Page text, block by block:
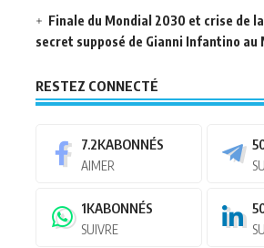
Finale du Mondial 2030 et crise de
secret supposé de Gianni Infantino au
RESTEZ CONNECTÉ
7.2KABONNÉS
AIMER
1KABONNÉS
SUIVRE